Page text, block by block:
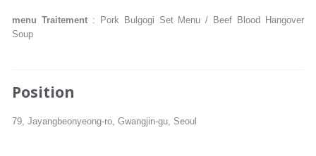
menu Traitement: Pork Bulgogi Set Menu / Beef Blood Hangover
Soup
Position
79, Jayangbeonyeong-ro, Gwangjin-gu, Seoul